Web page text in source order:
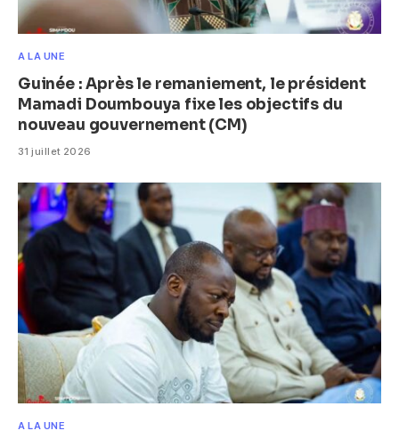
A LA UNE
Guinée : Après le remaniement, le président
Mamadi Doumbouya fixe les objectifs du
nouveau gouvernement (CM)
31 juillet 2026
A LA UNE